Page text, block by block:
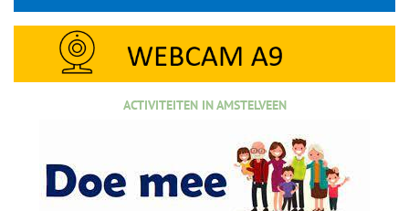
ACTIVITEITEN IN AMSTELVEEN